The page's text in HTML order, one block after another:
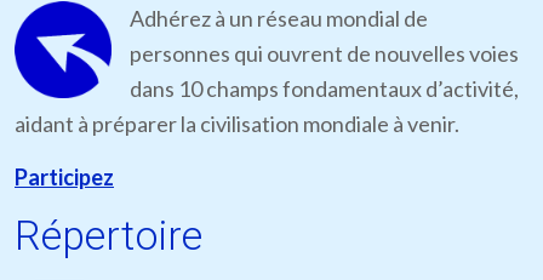
Adhérez à un réseau mondial de
personnes qui ouvrent de nouvelles voies
dans 10 champs fondamentaux d’activité,
aidant à préparer la civilisation mondiale à venir.
Participez
Répertoire